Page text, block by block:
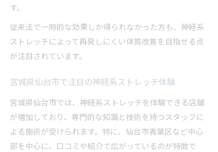
ト
神経系ストレッチ 効果がない場合の対策法
談
新しい自分に出会う神経系ストレッチの実践ポ
イント
神経系ストレッチで見た目と姿勢が変わる
ポイント
す。
従来法で一時的な効果しか得られなかった方も、神経系
ストレッチによって再発しにくい体質改善を目指せる点
が注目されています。
宮城県仙台市で注目の神経系ストレッチ体験
宮城県仙台市では、神経系ストレッチを体験できる店舗
が増加しており、専門的な知識と技術を持つスタッフに
よる施術が受けられます。特に、仙台市青葉区など中心
部を中心に、口コミや紹介で広がっているのが特徴で